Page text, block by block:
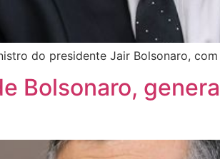
do presidente Jair Bolsonaro,
Bolsonaro,